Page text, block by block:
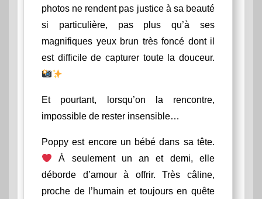
photos ne rendent pas justice à sa beauté
si particulière, pas plus qu’à ses
magnifiques yeux brun très foncé dont il
est difficile de capturer toute la douceur.
Et pourtant, lorsqu’on la rencontre,
impossible de rester insensible…
Poppy est encore un bébé dans sa tête.
À seulement un an et demi, elle
déborde d’amour à offrir. Très câline,
proche de l’humain et toujours en quête